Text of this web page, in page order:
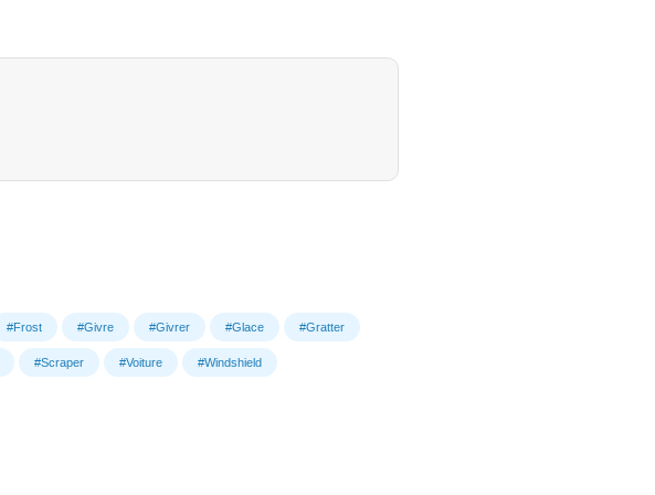
#Frost #Givre #Givrer #Glace #Gratter
#Scraper #Voiture #Windshield